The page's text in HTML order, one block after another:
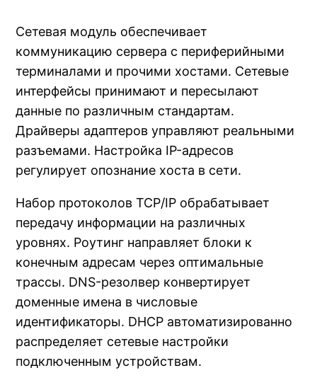
Сетевая модуль обеспечивает
коммуникацию сервера с периферийными
терминалами и прочими хостами. Сетевые
интерфейсы принимают и пересылают
данные по различным стандартам.
Драйверы адаптеров управляют реальными
разъемами. Настройка IP-адресов
регулирует опознание хоста в сети.
Набор протоколов TCP/IP обрабатывает
передачу информации на различных
уровнях. Роутинг направляет блоки к
конечным адресам через оптимальные
трассы. DNS-резолвер конвертирует
доменные имена в числовые
идентификаторы. DHCP автоматизированно
распределяет сетевые настройки
подключенным устройствам.